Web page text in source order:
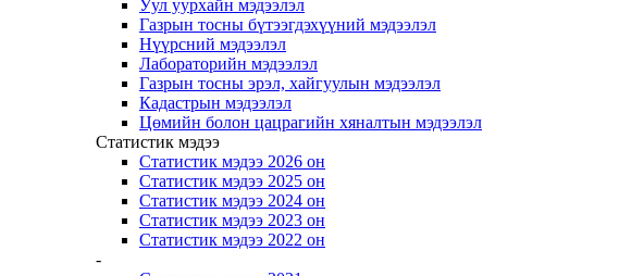
Уул уурхайн мэдээлэл
Газрын тосны бүтээгдэхүүний мэдээлэл
Нүүрсний мэдээлэл
Лабораторийн мэдээлэл
Газрын тосны эрэл, хайгуулын мэдээлэл
Кадастрын мэдээлэл
Цөмийн болон цацрагийн хяналтын мэдээлэл
Статистик мэдээ
Статистик мэдээ 2026 он
Статистик мэдээ 2025 он
Статистик мэдээ 2024 он
Статистик мэдээ 2023 он
Статистик мэдээ 2022 он
-